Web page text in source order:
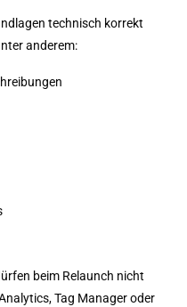
technisch korrekt
anderem:
beim Relaunch nicht
Tag Manager oder